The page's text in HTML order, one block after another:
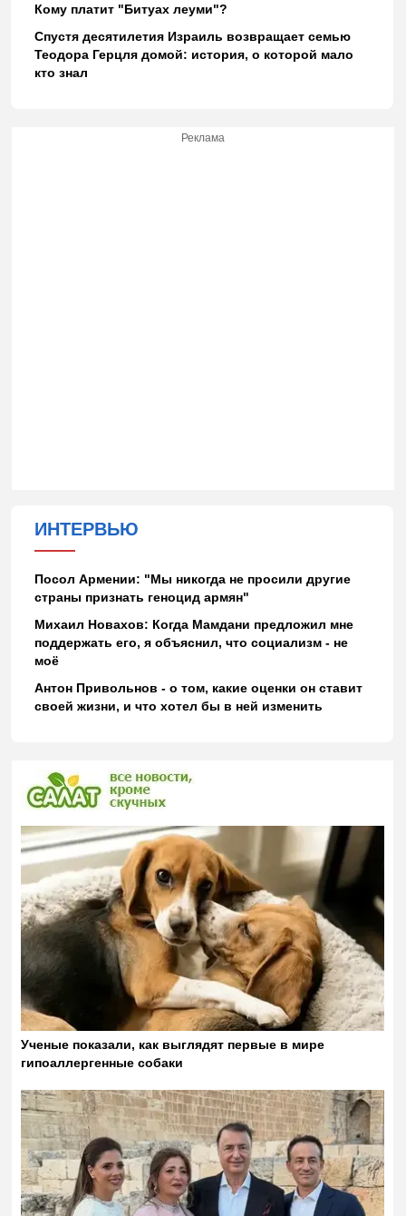
Кому платит "Битуах леуми"?
Спустя десятилетия Израиль возвращает семью
Теодора Герцля домой: история, о которой мало
кто знал
Реклама
ИНТЕРВЬЮ
Посол Армении: "Мы никогда не просили другие
страны признать геноцид армян"
Михаил Новахов: Когда Мамдани предложил мне
поддержать его, я объяснил, что социализм - не
моё
Антон Привольнов - о том, какие оценки он ставит
своей жизни, и что хотел бы в ней изменить